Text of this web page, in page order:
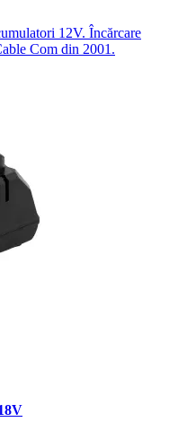
12V. Încărcare
Com din 2001.